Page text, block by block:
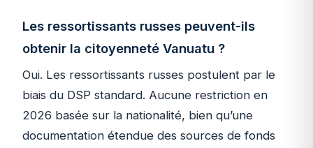
Les ressortissants russes peuvent-ils
obtenir la citoyenneté Vanuatu ?
Oui. Les ressortissants russes postulent par le
biais du DSP standard. Aucune restriction en
2026 basée sur la nationalité, bien qu’une
documentation étendue des sources de fonds